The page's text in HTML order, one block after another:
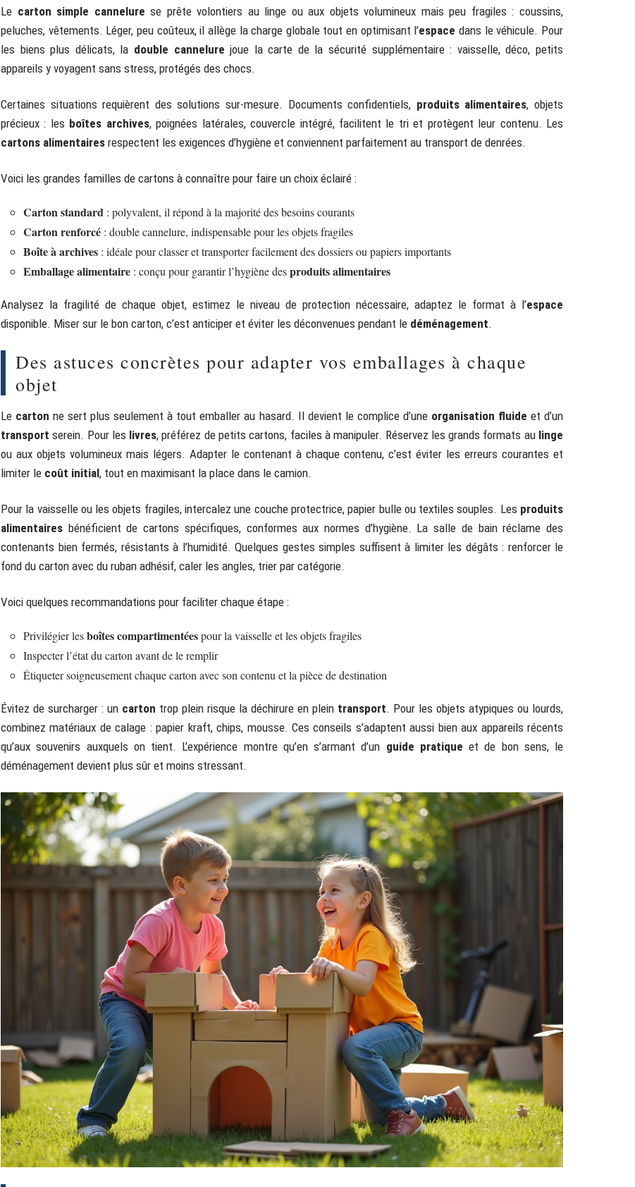
Le carton simple cannelure se prête volontiers au linge ou aux objets volumineux mais peu fragiles : coussins,
peluches, vêtements. Léger, peu coûteux, il allège la charge globale tout en optimisant l’espace dans le véhicule. Pour
les biens plus délicats, la double cannelure joue la carte de la sécurité supplémentaire : vaisselle, déco, petits
appareils y voyagent sans stress, protégés des chocs.
Certaines situations requièrent des solutions sur-mesure. Documents confidentiels, produits alimentaires, objets
précieux : les boîtes archives, poignées latérales, couvercle intégré, facilitent le tri et protègent leur contenu. Les
cartons alimentaires respectent les exigences d’hygiène et conviennent parfaitement au transport de denrées.
Voici les grandes familles de cartons à connaître pour faire un choix éclairé :
Carton standard : polyvalent, il répond à la majorité des besoins courants
Carton renforcé : double cannelure, indispensable pour les objets fragiles
Boîte à archives : idéale pour classer et transporter facilement des dossiers ou papiers importants
Emballage alimentaire : conçu pour garantir l’hygiène desproduits alimentaires
Analysez la fragilité de chaque objet, estimez le niveau de protection nécessaire, adaptez le format à l’espace
disponible. Miser sur le bon carton, c’est anticiper et éviter les déconvenues pendant le déménagement.
Des astuces concrètes pour adapter vos emballages à chaque
objet
Le carton ne sert plus seulement à tout emballer au hasard. Il devient le complice d’une organisation fluide et d’un
transport serein. Pour les livres, préférez de petits cartons, faciles à manipuler. Réservez les grands formats au linge
ou aux objets volumineux mais légers. Adapter le contenant à chaque contenu, c’est éviter les erreurs courantes et
limiter le coût initial, tout en maximisant la place dans le camion.
Pour la vaisselle ou les objets fragiles, intercalez une couche protectrice, papier bulle ou textiles souples. Les produits
alimentaires bénéficient de cartons spécifiques, conformes aux normes d’hygiène. La salle de bain réclame des
contenants bien fermés, résistants à l’humidité. Quelques gestes simples suffisent à limiter les dégâts : renforcer le
fond du carton avec du ruban adhésif, caler les angles, trier par catégorie.
Voici quelques recommandations pour faciliter chaque étape :
Privilégier lesboîtes compartimentéespour la vaisselle et les objets fragiles
Inspecter l’état du carton avant de le remplir
Étiqueter soigneusement chaque carton avec son contenu et la pièce de destination
Évitez de surcharger : un carton trop plein risque la déchirure en plein transport. Pour les objets atypiques ou lourds,
combinez matériaux de calage : papier kraft, chips, mousse. Ces conseils s’adaptent aussi bien aux appareils récents
qu’aux souvenirs auxquels on tient. L’expérience montre qu’en s’armant d’un guide pratique et de bon sens, le
déménagement devient plus sûr et moins stressant.